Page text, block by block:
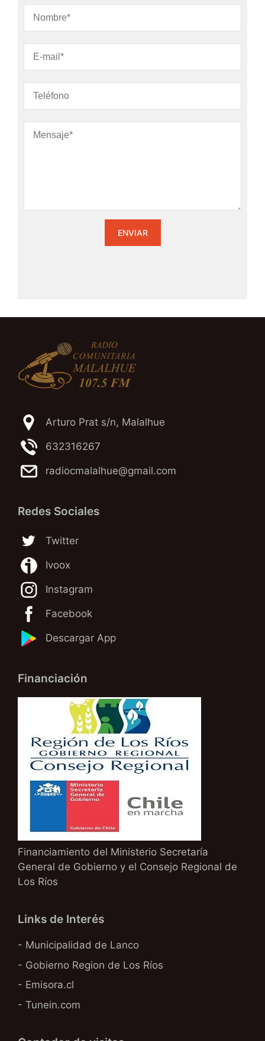
Arturo Prat s/n, Malalhue
632316267
radiocmalalhue@gmail.com
Redes Sociales
Twitter
Ivoox
Instagram
Facebook
Descargar App
Financiación
Financiamiento del Ministerio Secretaría
General de Gobierno y el Consejo Regional de
Los Ríos
Links de Interés
- Municipalidad de Lanco
- Gobierno Region de Los Ríos
- Emisora.cl
- Tunein.com